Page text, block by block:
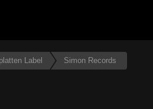
Label Simon Records